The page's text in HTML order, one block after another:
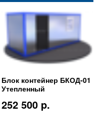
Блок контейнер БКОД-01
Утепленный
252 500 p.